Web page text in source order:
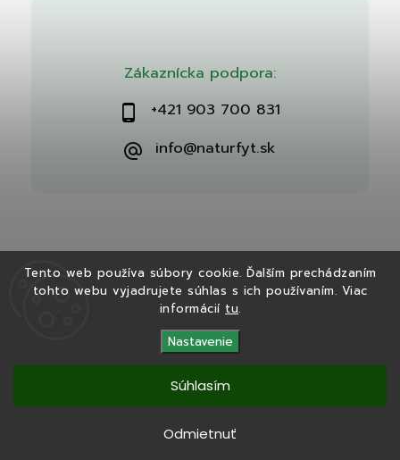
Tento web používa súbory cookie. Ďalším prechádzaním
tohto webu vyjadrujete súhlas s ich používaním. Viac
informácií tu.
Nastavenie
Odmietnuť
Súhlasím
Zákaznícka podpora:
+421 903 700 831
info@naturfyt.sk
Copyright 2026Naturfyt.sk. Všetky práva vyhradené.
| Design